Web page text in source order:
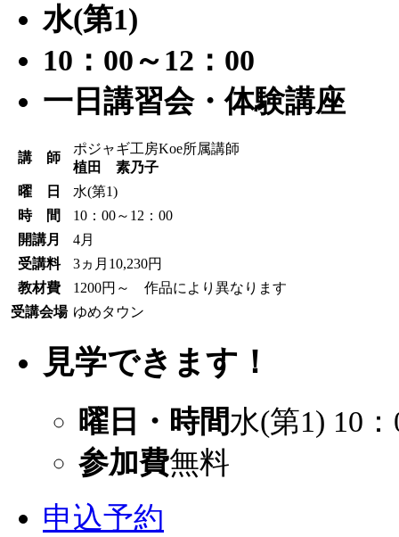
水(第1)
10：00～12：00
一日講習会・体験講座
講 師
ポジャギ工房Koe所属講師
植田 素乃子
曜 日
水(第1)
時 間
10：00～12：00
開講月
4月
受講料
3ヵ月10,230円
教材費
1200円～ 作品により異なります
受講会場 ゆめタウン
見学できます！
曜日・時間水(第1) 10
参加費無料
申込予約